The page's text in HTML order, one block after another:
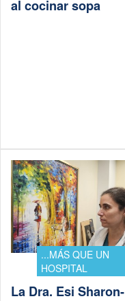
al cocinar sopa
...MÁS QUE UN
HOSPITAL
La Dra. Esi Sharon-